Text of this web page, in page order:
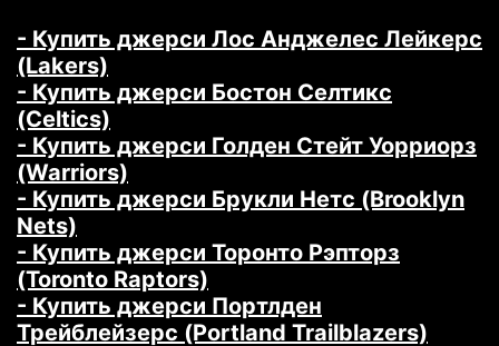
- Купить джерси Лос Анджелес Лейкерс
(Lakers)
- Купить джерси Бостон Селтикс
(Celtics)
- Купить джерси Голден Стейт Уорриорз
(Warriors)
- Купить джерси Брукли Нетс (Brooklyn
Nets)
- Купить джерси Торонто Рэпторз
(Toronto Raptors)
- Купить джерси Портлден
Трейблейзерс (Portland Trailblazers)